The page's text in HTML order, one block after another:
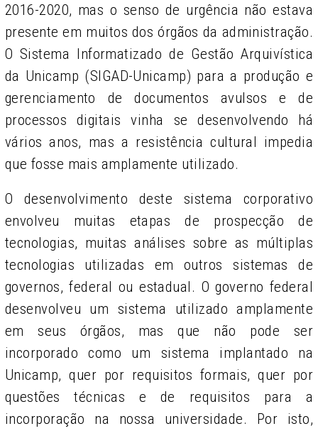
2016-2020, mas o senso de urgência não estava
presente em muitos dos órgãos da administração.
O Sistema Informatizado de Gestão Arquivística
da Unicamp (SIGAD-Unicamp) para a produção e
gerenciamento de documentos avulsos e de
processos digitais vinha se desenvolvendo há
vários anos, mas a resistência cultural impedia
que fosse mais amplamente utilizado.
O desenvolvimento deste sistema corporativo
envolveu muitas etapas de prospecção de
tecnologias, muitas análises sobre as múltiplas
tecnologias utilizadas em outros sistemas de
governos, federal ou estadual. O governo federal
desenvolveu um sistema utilizado amplamente
em seus órgãos, mas que não pode ser
incorporado como um sistema implantado na
Unicamp, quer por requisitos formais, quer por
questões técnicas e de requisitos para a
incorporação na nossa universidade. Por isto,